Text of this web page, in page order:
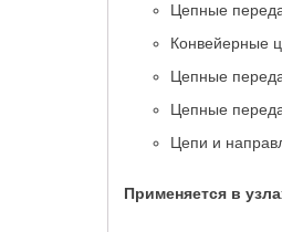
Цепные
Конвейерные
Цепные
Цепные
Цепи и
Применяется в